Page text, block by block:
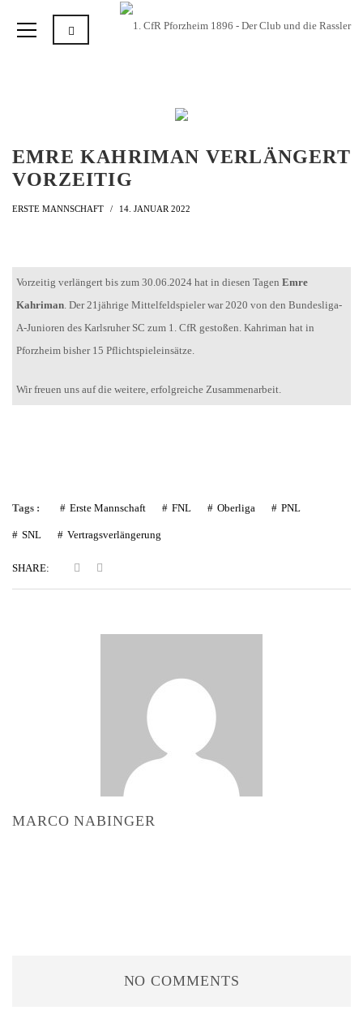
EMRE KAHRIMAN VERLÄNGERT
VORZEITIG
ERSTE MANNSCHAFT 14. JANUAR 2022
Vorzeitig verlängert bis zum 30.06.2024 hat in diesen Tagen Emre
Kahriman. Der 21jährige Mittelfeldspieler war 2020 von den Bundesliga-
A-Junioren des Karlsruher SC zum 1. CfR gestoßen. Kahriman hat in
Pforzheim bisher 15 Pflichtspieleinsätze.
Wir freuen uns auf die weitere, erfolgreiche Zusammenarbeit.
Tags : Erste Mannschaft FNL Oberliga PNL
SNL Vertragsverlängerung
SHARE:
MARCO NABINGER
NO COMMENTS